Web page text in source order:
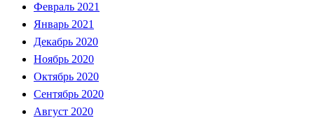
Февраль 2021
Январь 2021
Декабрь 2020
Ноябрь 2020
Октябрь 2020
Сентябрь 2020
Август 2020